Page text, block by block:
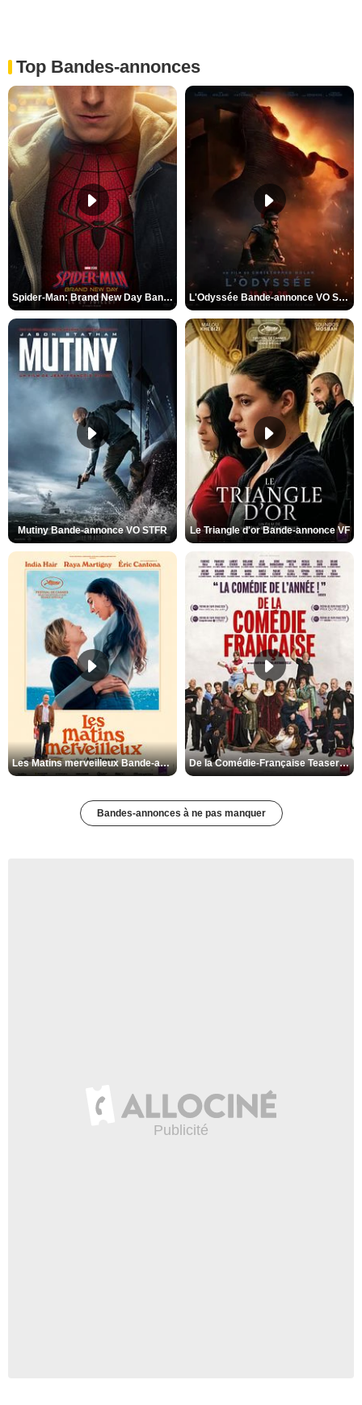
Top Bandes-annonces
Spider-Man: Brand New Day Bande-annonce VO STFR L'Odyssée Bande-annonce VO STFR
Mutiny Bande-annonce VO STFR Le Triangle d'or Bande-annonce VF
Les Matins merveilleux Bande-annonce VF De la Comédie-Française Teaser VF
Bandes-annonces à ne pas manquer